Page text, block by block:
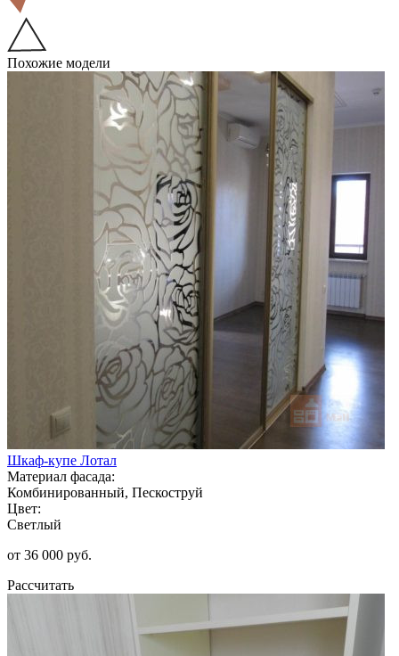
Похожие модели
Шкаф-купе Лотал
Материал фасада:
Комбинированный, Пескоструй
Цвет:
Светлый
от 36 000 руб.
Рассчитать